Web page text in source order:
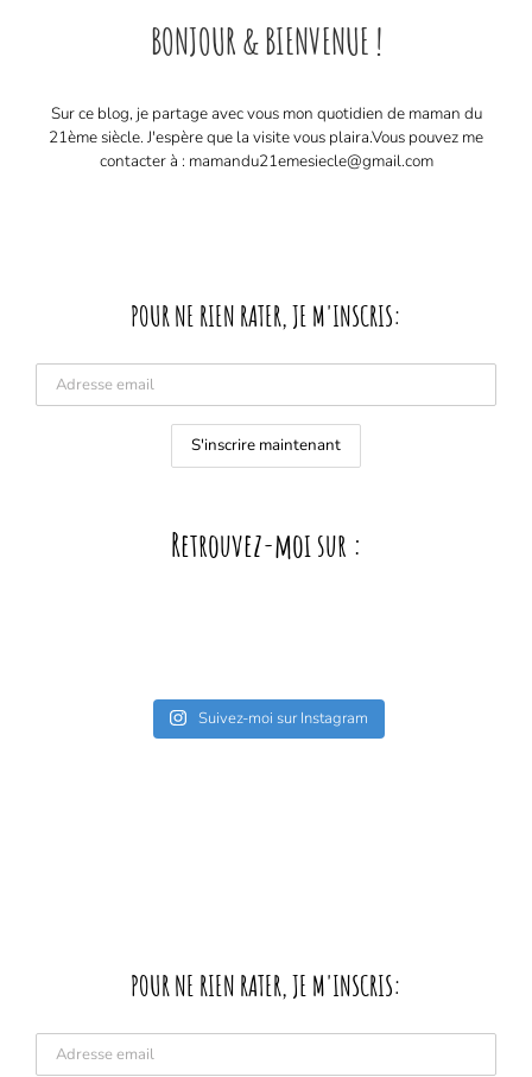
BONJOUR & BIENVENUE !
Sur ce blog, je partage avec vous mon quotidien de maman du
21ème siècle. J'espère que la visite vous plaira. ​ Vous pouvez me
contacter à : mamandu21emesiecle@gmail.com
POUR NE RIEN RATER, JE M'INSCRIS:
Retrouvez-moi sur :
Suivez-moi sur Instagram
POUR NE RIEN RATER, JE M'INSCRIS: